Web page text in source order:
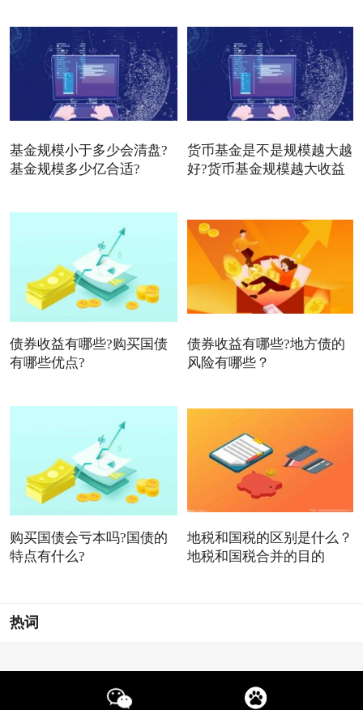
基金规模小于多少会清盘?
基金规模多少亿合适?
货币基金是不是规模越大越
好?货币基金规模越大收益
债券收益有哪些?购买国债
有哪些优点?
债券收益有哪些?地方债的
风险有哪些？
购买国债会亏本吗?国债的
特点有什么?
地税和国税的区别是什么？
地税和国税合并的目的
热词